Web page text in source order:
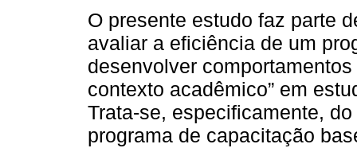
O presente estudo faz parte
avaliar a eficiência de um
desenvolver
contexto acadêmico” em
Trata-se, especificamente,
programa de capacitação